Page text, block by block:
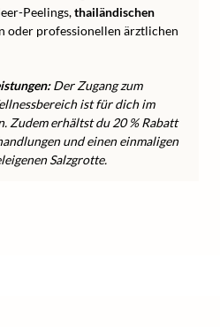
Peelings,thailändischen
oder professionellen ärztlichen
Der Zugang zum
ist für dich im
Zudem erhältst du 20 % Rabatt
und einen einmaligen
Salzgrotte.